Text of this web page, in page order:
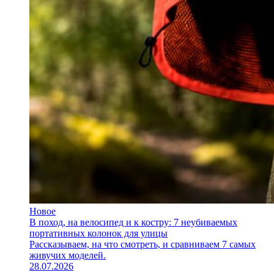
Новое
В поход, на велосипед и к костру: 7 неубиваемых
портативных колонок для улицы
Рассказываем, на что смотреть, и сравниваем 7 самых
живучих моделей.
28.07.2026